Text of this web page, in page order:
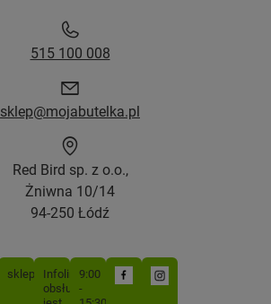
515 100 008
sklep@mojabutelka.pl
Red Bird sp. z o.o.,
Żniwna 10/14
94-250 Łódź
sklep@mojabutelka.pl
Infolinia
obsługiwana
9:00
-